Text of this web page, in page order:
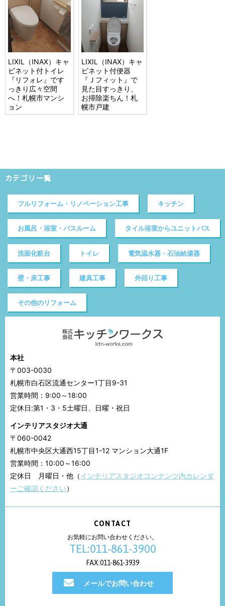
LIXIL（INAX）キャ
ビネット付トイレ
『リフォレ』です
っきり広々空間
へ！札幌市マンシ
ョン
LIXIL（INAX）キャ
ビネット付便器
『Ｊフィット』で
見た目すっきり、
お掃除楽ちん！札
幌市戸建
カテゴリ一覧
フルリフォーム・リノベーション工事 キッチン
お風呂・浴室・バスルーム タイル浴室からユニットバス
洗面化粧台 トイレ 電気温水器・石油給湯器
壁・床工事 建具工事 外回り工事
その他のリフォーム
本社
〒003-0030
札幌市白石区流通センター1丁目9-31
営業時間：9:00～18:00
定休日:第1・3・5土曜日、日曜・祝日
インテリアスタジオ大通
〒060-0042
札幌市中央区大通西15丁目1-12 マンション大通1F
営業時間：10:00～16:00
定休日 月曜日・他（インテリアスタジオコンテンツ内カレンダ
ーご確認ください）
CONTACT
お気軽にお問い合わせください。
TEL:011-861-3900
FAX:011-861-3939
メールでお問い合わせ